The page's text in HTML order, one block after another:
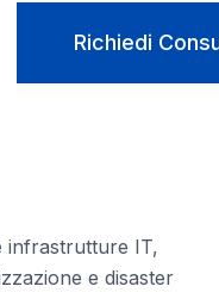
Richiedi
infrastrutture IT,
e disaster